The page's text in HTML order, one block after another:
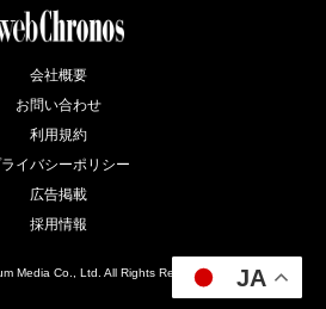
会社概要
お問い合わせ
利用規約
イバシーポリシー
広告掲載
採用情報
Media Co., Ltd. All Rights Reserved. JA